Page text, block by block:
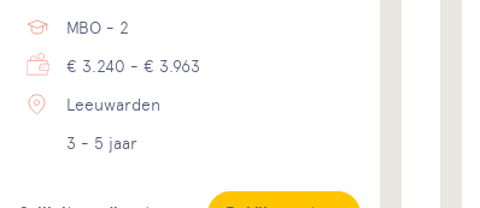
MBO - 2
€ 3.240 - € 3.963
Leeuwarden
3 - 5 jaar